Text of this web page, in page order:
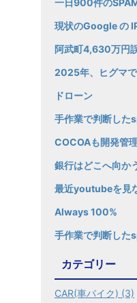
一日900件の
現状のGoogle の
阿武町4,630万円
2025年、ヒグマ
ドローン
手作業で判断した
COCOAも開発管
銀行はどこへ向か
最近youtubeを見
Always 100%
手作業で判断した
カテゴリー
CAR(車バイク) (3)